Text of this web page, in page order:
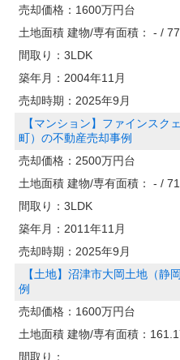
売却価格： 1600万円台
土地面積 建物/専有面積：
- /
間取り： 3LDK
築年月： 2004年11月
売却時期： 2025年9月
【マンション】ファインスク
町）の不動産売却事例
売却価格： 2500万円台
土地面積 建物/専有面積：
- /
間取り： 3LDK
築年月： 2011年11月
売却時期： 2025年9月
【土地】沼津市大岡土地（静
例
売却価格： 1600万円台
土地面積 建物/専有面積：
間取り：